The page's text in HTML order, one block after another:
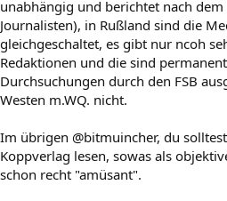
unabhängig und berichtet nach
Journalisten), in Rußland sind die
gleichgeschaltet, es gibt nur ncoh
Redaktionen und die sind
Durchsuchungen durch den FSB
Westen m.WQ. nicht.
Im übrigen @bitmuincher, du
Koppverlag lesen, sowas als
schon recht "amüsant".